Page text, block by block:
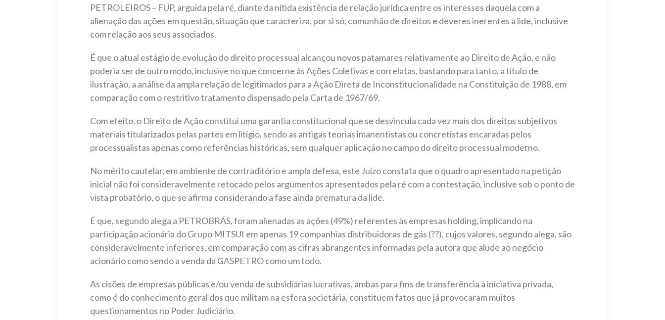
PETROLEIROS – FUP, arguida pela ré, diante da nítida existência de relação jurídica entre os interesses daquela com a
alienação das ações em questão, situação que caracteriza, por si só, comunhão de direitos e deveres inerentes à lide, inclusive
com relação aos seus associados.
É que o atual estágio de evolução do direito processual alcançou novos patamares relativamente ao Direito de Ação, e não
poderia ser de outro modo, inclusive no que concerne às Ações Coletivas e correlatas, bastando para tanto, a título de
ilustração, a análise da ampla relação de legitimados para a Ação Direta de Inconstitucionalidade na Constituição de 1988, em
comparação com o restritivo tratamento dispensado pela Carta de 1967/69.
Com efeito, o Direito de Ação constitui uma garantia constitucional que se desvincula cada vez mais dos direitos subjetivos
materiais titularizados pelas partes em litígio, sendo as antigas teorias imanentistas ou concretistas encaradas pelos
processualistas apenas como referências históricas, sem qualquer aplicação no campo do direito processual moderno.
No mérito cautelar, em ambiente de contraditório e ampla defesa, este Juízo constata que o quadro apresentado na petição
inicial não foi consideravelmente retocado pelos argumentos apresentados pela ré com a contestação, inclusive sob o ponto de
vista probatório, o que se afirma considerando a fase ainda prematura da lide.
É que, segundo alega a PETROBRÁS, foram alienadas as ações (49%) referentes às empresas holding, implicando na
participação acionária do Grupo MITSUI em apenas 19 companhias distribuidoras de gás (??), cujos valores, segundo alega, são
consideravelmente inferiores, em comparação com as cifras abrangentes informadas pela autora que alude ao negócio
acionário como sendo a venda da GASPETRO como um todo.
As cisões de empresas públicas e/ou venda de subsidiárias lucrativas, ambas para fins de transferência à iniciativa privada,
como é do conhecimento geral dos que militam na esfera societária, constituem fatos que já provocaram muitos
questionamentos no Poder Judiciário.